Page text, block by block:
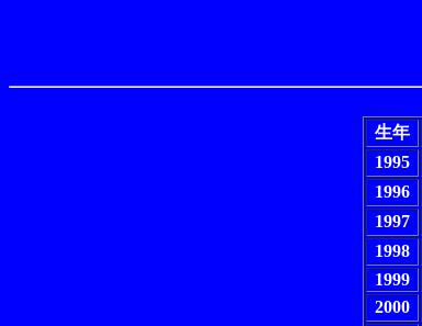
生年
1995
1996
1997
1998
1999
2000